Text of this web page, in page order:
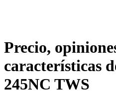
Precio,
características
245NC TWS